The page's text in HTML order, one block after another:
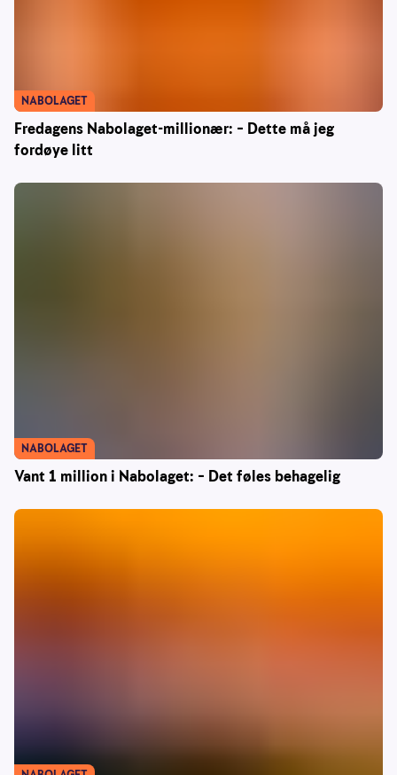
Fredagens Nabolaget-millionær: – Dette må jeg
fordøye litt
NABOLAGET
Vant 1 million i Nabolaget: – Det føles behagelig
NABOLAGET